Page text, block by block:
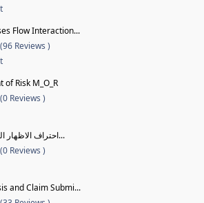
Flow Interaction...
(96 Reviews )
Risk M_O_R
(0 Reviews )
احتراف الاظهار المعماري بالمار...
(0 Reviews )
and Claim Submi...